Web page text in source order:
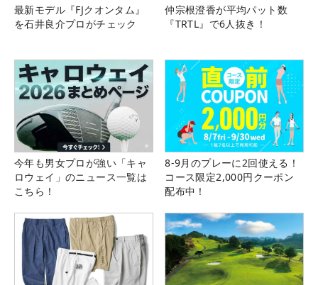
最新モデル『FJクオンタム』
を石井良介プロがチェック
仲宗根澄香が平均パット数
『TRTL』で6人抜き！
今年も男女プロが強い「キャ
ロウェイ」のニュース一覧は
こちら！
8-9月のプレーに2回使える！
コース限定2,000円クーポン
配布中！